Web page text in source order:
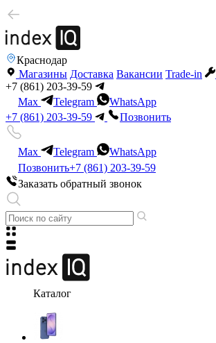
Краснодар
Магазины Доставка Вакансии Trade-in
+7 (861) 203-39-59
Max
Telegram
WhatsApp
+7 (861) 203-39-59
Позвонить
Max Telegram
WhatsApp
Позвонить+7 (861) 203-39-59
Заказать обратный звонок
Каталог